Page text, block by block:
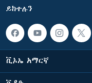
ይከተሉን
ቪኦኤ አማርኛ